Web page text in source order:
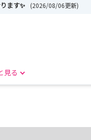
ます✨ (2026/08/06更新)
見る